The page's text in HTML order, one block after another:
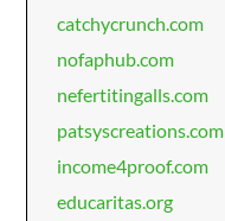
catchycrunch.com
nofaphub.com
nefertitingalls.com
patsyscreations.com
income4proof.com
educaritas.org